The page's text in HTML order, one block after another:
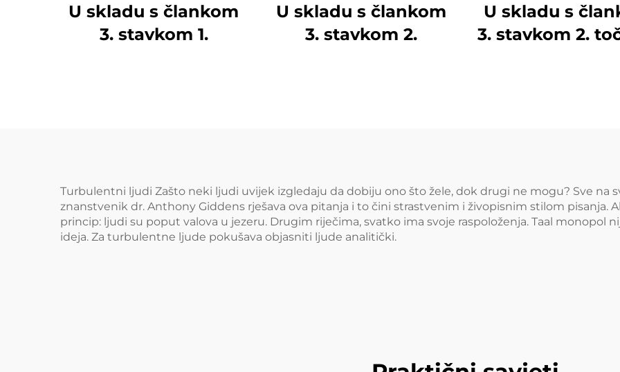
U skladu s člankom
3. stavkom 1.
U skladu s člankom
3. stavkom 2.
U skladu s
3. stavkom 2.
države
podrijetlom
Turbulentni ljudi Zašto neki ljudi uvijek izgledaju da dobiju ono što žele, dok drugi ne mogu? Sve na
znanstvenik dr. Anthony Giddens rješava ova pitanja i to čini strastvenim i živopisnim stilom pisanja.
princip: ljudi su poput valova u jezeru. Drugim riječima, svatko ima svoje raspoloženja. Taal monopol
ideja. Za turbulentne ljude pokušava objasniti ljude analitički.